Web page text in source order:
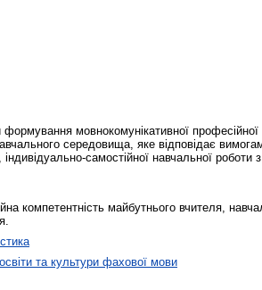
мовнокомунікативної
середовища, яке відповідає
самостійної навчальної роботи
компетентність майбутнього вчителя,
та культури фахової мови